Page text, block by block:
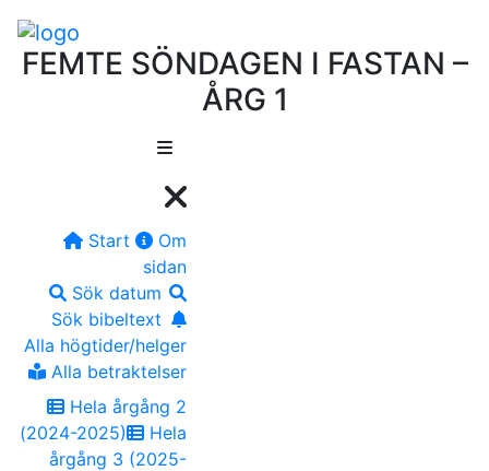
FEMTE SÖNDAGEN I FASTAN –
ÅRG 1
Start
Om
sidan
Sök datum
Sök bibeltext
Alla högtider/helger
Alla betraktelser
Hela årgång 2
(2024-2025)
Hela
årgång 3 (2025-